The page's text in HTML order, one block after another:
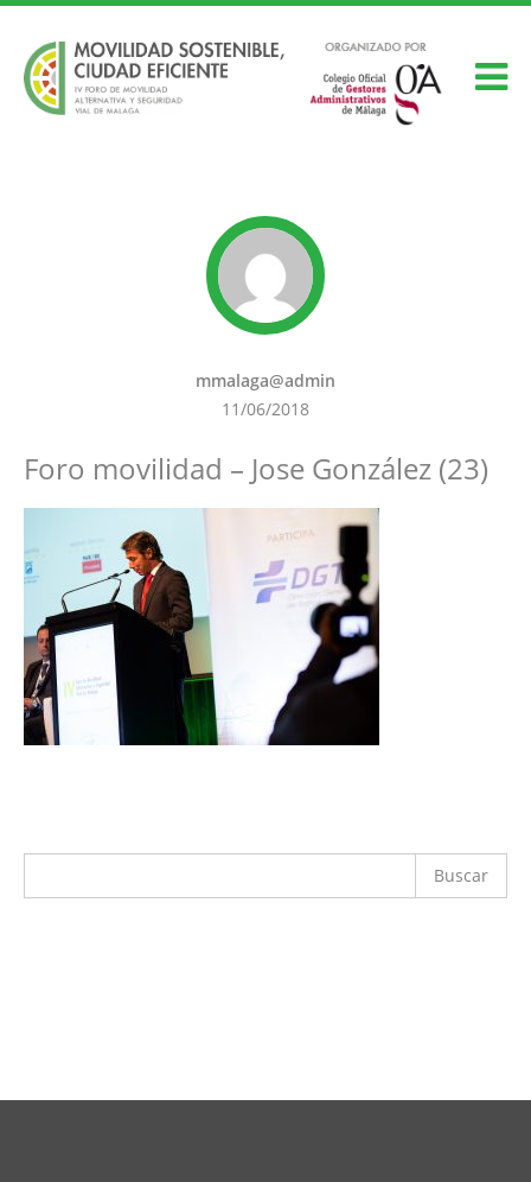
mmalaga@admin
11/06/2018
Foro movilidad – Jose González (23)